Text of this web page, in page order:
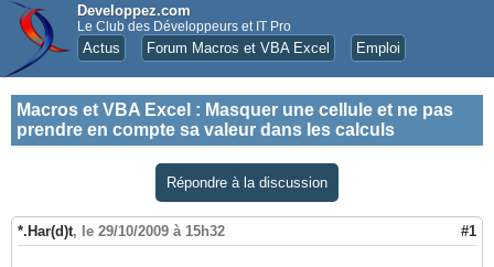
Developpez.com
Le Club des Développeurs et IT Pro
Actus Forum Macros et VBA Excel Emploi
Macros et VBA Excel : Masquer une cellule et ne pas
prendre en compte sa valeur dans les calculs
Répondre à la discussion
*.Har(d)t, le 29/10/2009 à 15h32 #1